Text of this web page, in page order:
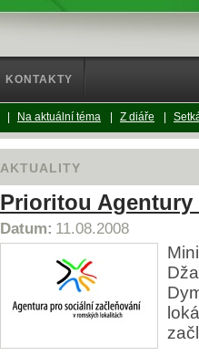
AKTUALITY
Prioritou Agentury
Datum: 11.08.2008
KONTAKTY
Na aktuální téma Z diáře